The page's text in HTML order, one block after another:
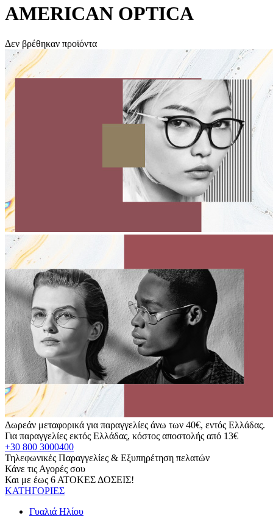
AMERICAN OPTICA
Δεν βρέθηκαν προϊόντα
Δωρεάν μεταφορικά για παραγγελίες άνω των 40€, εντός Ελλάδας.
Για παραγγελίες εκτός Ελλάδας, κόστος αποστολής από 13€
+30 800 3000400
Τηλεφωνικές Παραγγελίες & Εξυπηρέτηση πελατών
Κάνε τις Αγορές σου
Και με έως 6 ΑΤΟΚΕΣ ΔΟΣΕΙΣ!
ΚΑΤΗΓΟΡΙΕΣ
Γυαλιά Ηλίου